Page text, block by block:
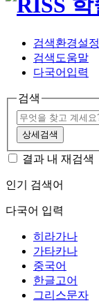
검색환경설정
검색도움말
다국어입력
검색
상세검색
결과 내 재검색
인기 검색어
다국어 입력
히라가나
가타카나
중국어
한글고어
그리스문자